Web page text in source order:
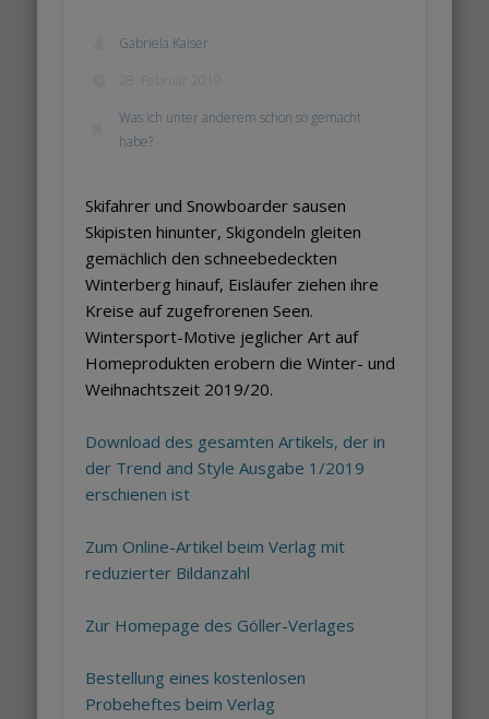
Gabriela Kaiser
Was ich unter anderem schon so gemacht
habe?
Skifahrer und Snowboarder sausen
Skipisten hinunter, Skigondeln gleiten
gemächlich den schneebedeckten
Winterberg hinauf, Eisläufer ziehen ihre
Kreise auf zugefrorenen Seen.
Wintersport-Motive jeglicher Art auf
Homeprodukten erobern die Winter- und
Weihnachtszeit 2019/20.
Download des gesamten Artikels, der in
der Trend and Style Ausgabe 1/2019
erschienen ist
Zum Online-Artikel beim Verlag mit
reduzierter Bildanzahl
Zur Homepage des Göller-Verlages
Bestellung eines kostenlosen
Probeheftes beim Verlag